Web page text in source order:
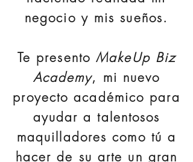
negocio y mis sueños.
Te presento MakeUp Biz
Academy, mi nuevo
proyecto académico para
ayudar a talentosos
maquilladores como tú a
hacer de su arte un gran